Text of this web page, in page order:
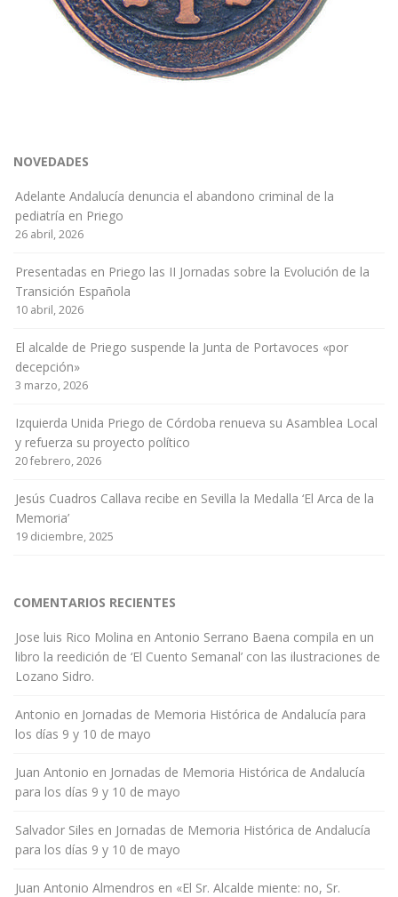
NOVEDADES
Adelante Andalucía denuncia el abandono criminal de la
pediatría en Priego
26 abril, 2026
Presentadas en Priego las II Jornadas sobre la Evolución de la
Transición Española
10 abril, 2026
El alcalde de Priego suspende la Junta de Portavoces «por
decepción»
3 marzo, 2026
Izquierda Unida Priego de Córdoba renueva su Asamblea Local
y refuerza su proyecto político
20 febrero, 2026
Jesús Cuadros Callava recibe en Sevilla la Medalla ‘El Arca de la
Memoria’
19 diciembre, 2025
COMENTARIOS RECIENTES
Jose luis Rico Molina en Antonio Serrano Baena compila en un
libro la reedición de ‘El Cuento Semanal’ con las ilustraciones de
Lozano Sidro.
Antonio en Jornadas de Memoria Histórica de Andalucía para
los días 9 y 10 de mayo
Juan Antonio en Jornadas de Memoria Histórica de Andalucía
para los días 9 y 10 de mayo
Salvador Siles en Jornadas de Memoria Histórica de Andalucía
para los días 9 y 10 de mayo
Juan Antonio Almendros en «El Sr. Alcalde miente: no, Sr.